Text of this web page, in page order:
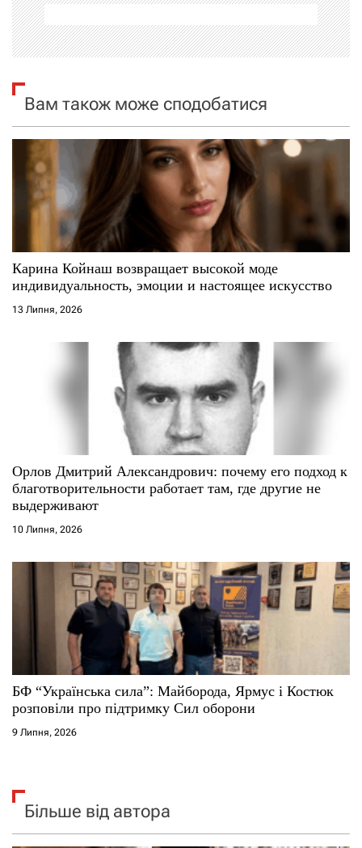
ц
і
я
з
с
і
Вам також може сподобатися
Карина Койнаш возвращает высокой моде
индивидуальность, эмоции и настоящее искусство
13 Липня, 2026
Орлов Дмитрий Александрович: почему его подход к
благотворительности работает там, где другие не
выдерживают
10 Липня, 2026
БФ “Українська сила”: Майборода, Ярмус і Костюк
розповіли про підтримку Сил оборони
9 Липня, 2026
Більше від автора